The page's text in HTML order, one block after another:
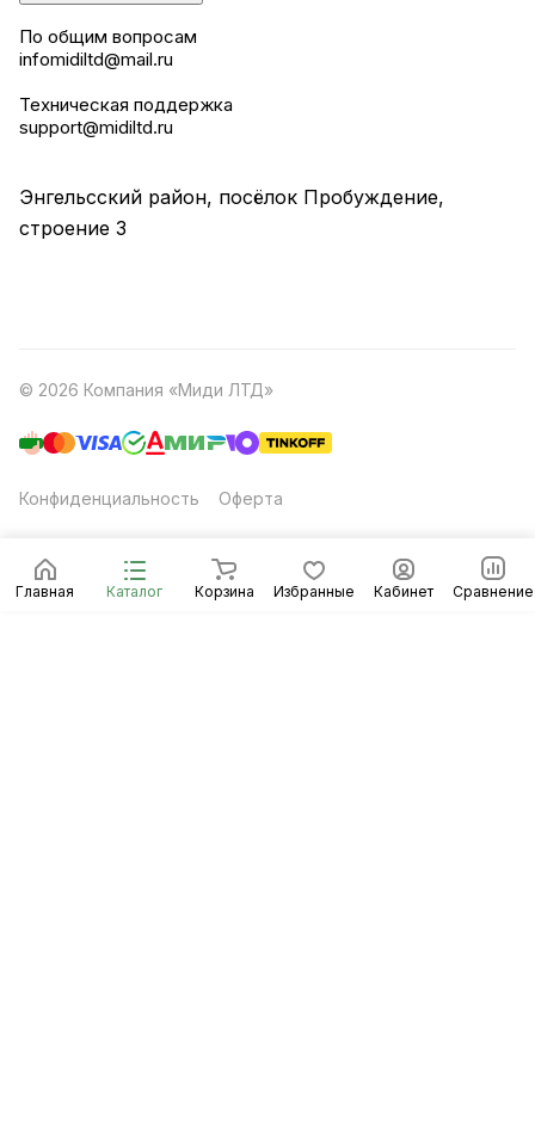
Главная Каталог Корзина Избранные Кабинет Сравнение
По общим вопросам
infomidiltd@mail.ru
Техническая поддержка
support@midiltd.ru
Энгельсский район, посёлок Пробуждение,
строение 3
© 2026 Компания «Миди ЛТД»
Конфиденциальность Оферта